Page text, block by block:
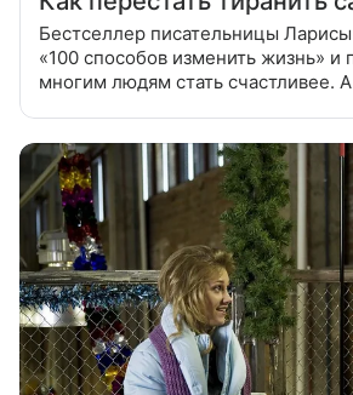
Бестселлер писательницы
«100 способов изменить жизнь» и
многим людям стать счастливее.